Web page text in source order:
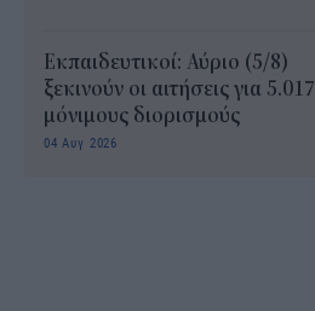
Εκπαιδευτικοί: Αύριο (5/8)
ξεκινούν οι αιτήσεις για 5.017
μόνιμους διορισμούς
04 Αυγ 2026